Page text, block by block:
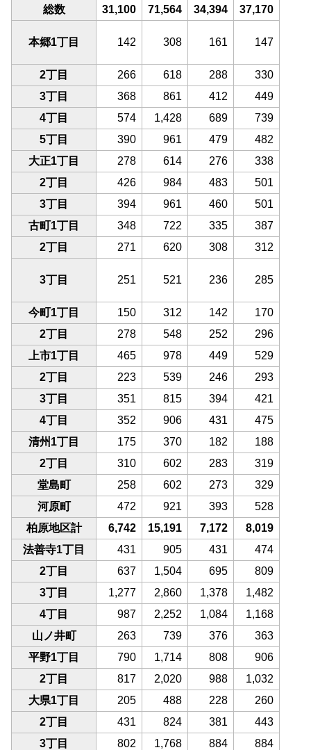
総数
31,100 71,564 34,394 37,170
本郷1丁目 142 308 161 147
2丁目 266 618 288
330
3丁目
368 861 412
449
4丁目
574 1,428 689
739
5丁目
390 961 479
482
大正1丁目
278 614 276
338
2丁目
426 984 483
501
3丁目
394 961 460
501
古町1丁目
348 722 335
387
2丁目
271 620 308 312
3丁目 251 521 236 285
今町1丁目 150 312 142
170
2丁目
278 548 252
296
上市1丁目
465 978 449
529
2丁目
223 539 246
293
3丁目
351 815 394
421
4丁目
352 906 431
475
清州1丁目
175 370 182
188
2丁目
310 602 283
319
堂島町
258 602 273
329
河原町
472 921 393
528
柏原地区計
6,742 15,191 7,172
8,019
法善寺1丁目
431 905 431
474
2丁目
637 1,504 695
809
3丁目
1,277 2,860 1,378
1,482
4丁目
987 2,252 1,084
1,168
山ノ井町
263 739 376
363
平野1丁目
790 1,714 808
906
2丁目
817 2,020 988
1,032
大県1丁目
205 488 228
260
2丁目
431 824 381
443
3丁目
802 1,768 884
884